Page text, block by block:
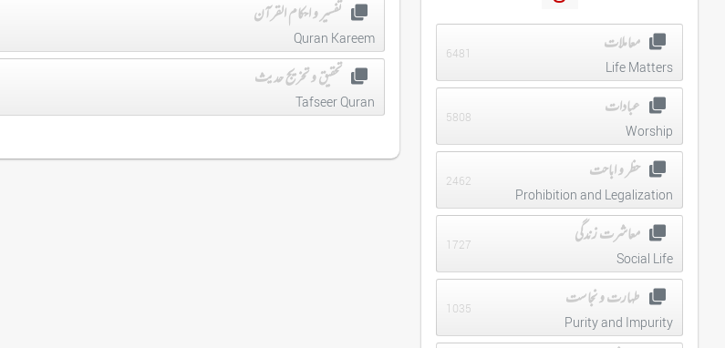
معاملات
Life Matters
6481
عبادات
Worship
5808
حظر و اباحت
Prohibition and Legalization
2462
معاشرت زندگی
Social Life
1727
طہارت و نجاست
Purity and Impurity
1035
تفسیر و احکام القرآن
Quran Kareem
تحقیق و تخریج حدیث
Tafseer Quran